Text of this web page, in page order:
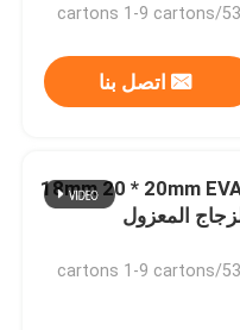
اتصل بنا
18 * 18mm 20 * 20mm EVA Foam